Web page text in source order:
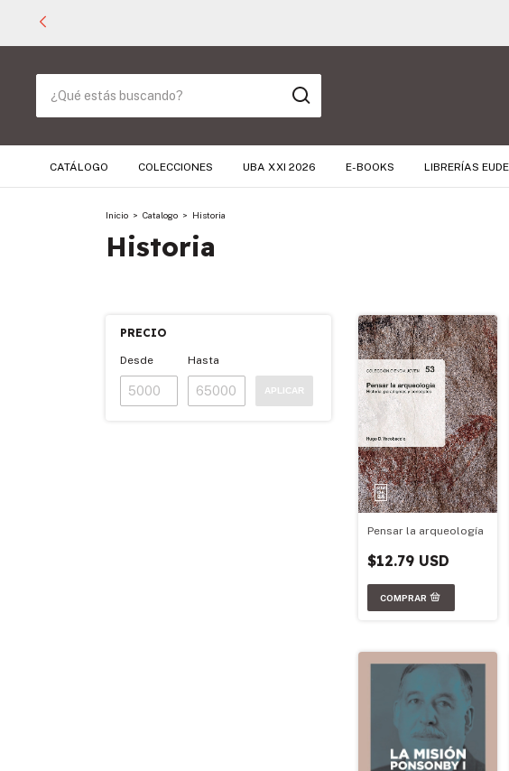
CATÁLOGO COLECCIONES UBA XXI 2026 E-BOOKS LIBRERÍAS
Inicio > Catalogo > Historia
Historia
PRECIO
Desde Hasta
APLICAR
Pensar la arqueología
$12.79 USD